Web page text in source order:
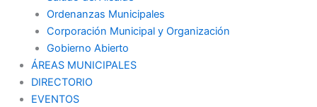
Ordenanzas Municipales
Corporación Municipal y Organización
Gobierno Abierto
ÁREAS MUNICIPALES
DIRECTORIO
EVENTOS